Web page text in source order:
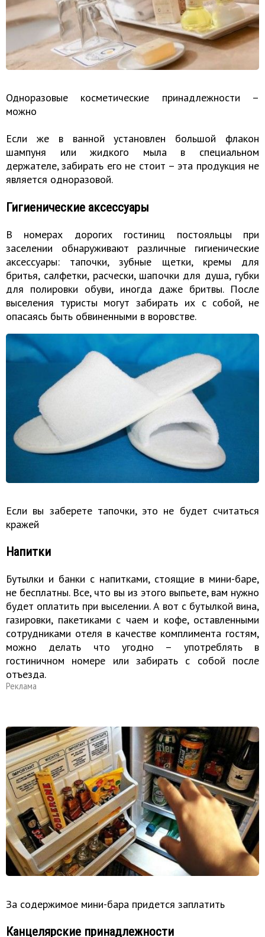
Одноразовые косметические принадлежности –
можно
Если же в ванной установлен большой флакон
шампуня или жидкого мыла в специальном
держателе, забирать его не стоит – эта продукция не
является одноразовой.
Гигиенические аксессуары
В номерах дорогих гостиниц постояльцы при
заселении обнаруживают различные гигиенические
аксессуары: тапочки, зубные щетки, кремы для
бритья, салфетки, расчески, шапочки для душа, губки
для полировки обуви, иногда даже бритвы. После
выселения туристы могут забирать их с собой, не
опасаясь быть обвиненными в воровстве.
Если вы заберете тапочки, это не будет считаться
кражей
Напитки
Бутылки и банки с напитками, стоящие в мини-баре,
не бесплатны. Все, что вы из этого выпьете, вам нужно
будет оплатить при выселении. А вот с бутылкой вина,
газировки, пакетиками с чаем и кофе, оставленными
сотрудниками отеля в качестве комплимента гостям,
можно делать что угодно – употреблять в
гостиничном номере или забирать с собой после
отъезда.
Реклама
За содержимое мини-бара придется заплатить
Канцелярские принадлежности